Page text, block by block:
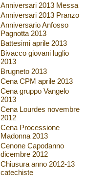
Anniversari 2013 Messa
Anniversari 2013 Pranzo
Anniversario Anfosso
Pagnotta 2013
Battesimi aprile 2013
Bivacco giovani luglio
2013
Brugneto 2013
Cena CPM aprile 2013
Cena gruppo Vangelo
2013
Cena Lourdes novembre
2012
Cena Processione
Madonna 2013
Cenone Capodanno
dicembre 2012
Chiusura anno 2012-13
catechiste